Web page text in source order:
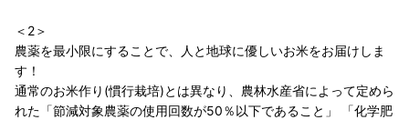
＜2＞
農薬を最小限にすることで、人と地球に優しいお米をお届けしま
す！
通常のお米作り(慣行栽培)とは異なり、農林水産省によって定めら
れた「節減対象農薬の使用回数が50％以下であること」 「化学肥